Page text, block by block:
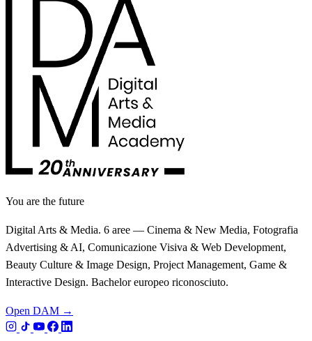
You are the future
Digital Arts & Media. 6 aree — Cinema & New Media, Fotografia
Advertising & AI, Comunicazione Visiva & Web Development,
Beauty Culture & Image Design, Project Management, Game &
Interactive Design. Bachelor europeo riconosciuto.
Open DAM →